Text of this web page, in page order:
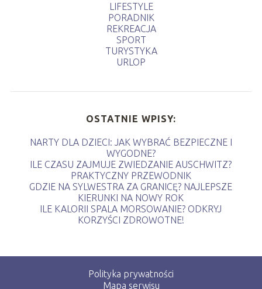
LIFESTYLE
PORADNIK
REKREACJA
SPORT
TURYSTYKA
URLOP
OSTATNIE WPISY:
NARTY DLA DZIECI: JAK WYBRAĆ BEZPIECZNE I
WYGODNE?
ILE CZASU ZAJMUJE ZWIEDZANIE AUSCHWITZ?
PRAKTYCZNY PRZEWODNIK
GDZIE NA SYLWESTRA ZA GRANICĘ? NAJLEPSZE
KIERUNKI NA NOWY ROK
ILE KALORII SPALA MORSOWANIE? ODKRYJ
KORZYŚCI ZDROWOTNE!
Polityka prywatności
Mapa serwisu